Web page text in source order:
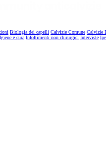
Biologia dei capelli Calvizie Comune Calvizie
Igiene e cura Infoltimenti non chirurgici Interviste